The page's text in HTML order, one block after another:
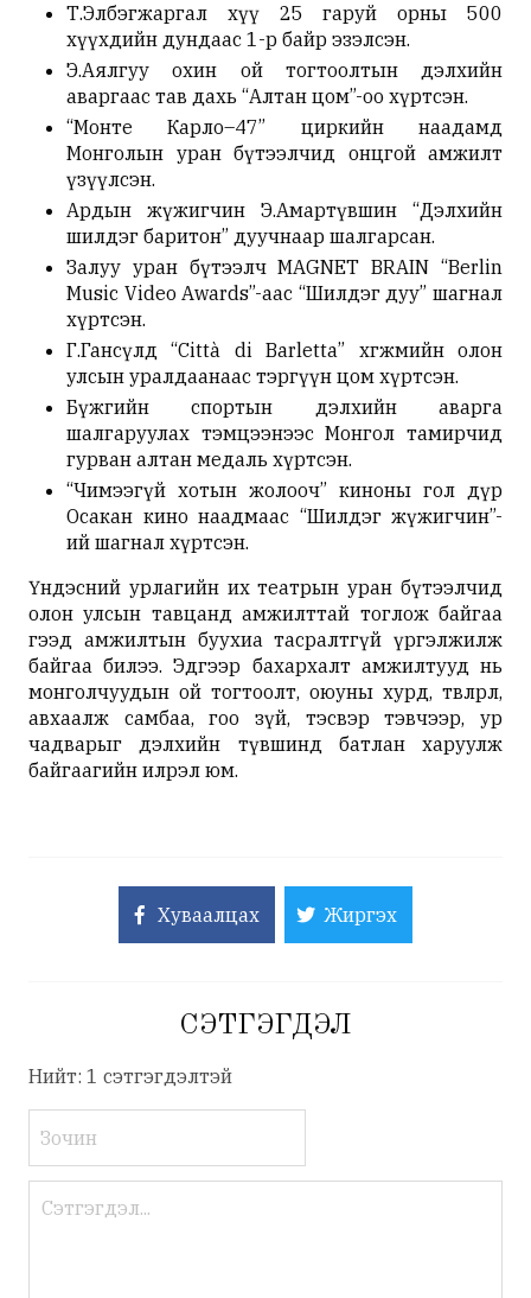
Т.Элбэгжаргал хүү 25 гаруй орны 500
хүүхдийн дундаас 1-р байр эзэлсэн.
Э.Аялгуу охин ой тогтоолтын дэлхийн
аваргаас тав дахь “Алтан цом”-оо хүртсэн.
“Монте Карло–47” циркийн наадамд
Монголын уран бүтээлчид онцгой амжилт
үзүүлсэн.
Ардын жүжигчин Э.Амартүвшин “Дэлхийн
шилдэг баритон” дуучнаар шалгарсан.
Залуу уран бүтээлч MAGNET BRAIN “Berlin
Music Video Awards”-аас “Шилдэг дуу” шагнал
хүртсэн.
Г.Гансүлд “Città di Barletta” хөгжмийн олон
улсын уралдаанаас тэргүүн цом хүртсэн.
Бүжгийн спортын дэлхийн аварга
шалгаруулах тэмцээнээс Монгол тамирчид
гурван алтан медаль хүртсэн.
“Чимээгүй хотын жолооч” киноны гол дүр
Осакан кино наадмаас “Шилдэг жүжигчин”-
ий шагнал хүртсэн.
Үндэсний урлагийн их театрын уран бүтээлчид
олон улсын тавцанд амжилттай тоглож байгаа
гээд амжилтын буухиа тасралтгүй үргэлжилж
байгаа билээ. Эдгээр бахархалт амжилтууд нь
монголчуудын ой тогтоолт, оюуны хурд, төвлөрөл,
авхаалж самбаа, гоо зүй, тэсвэр тэвчээр, ур
чадварыг дэлхийн түвшинд батлан харуулж
байгаагийн илрэл юм.
Хуваалцах Жиргэх
СЭТГЭГДЭЛ
Нийт: 1 сэтгэгдэлтэй